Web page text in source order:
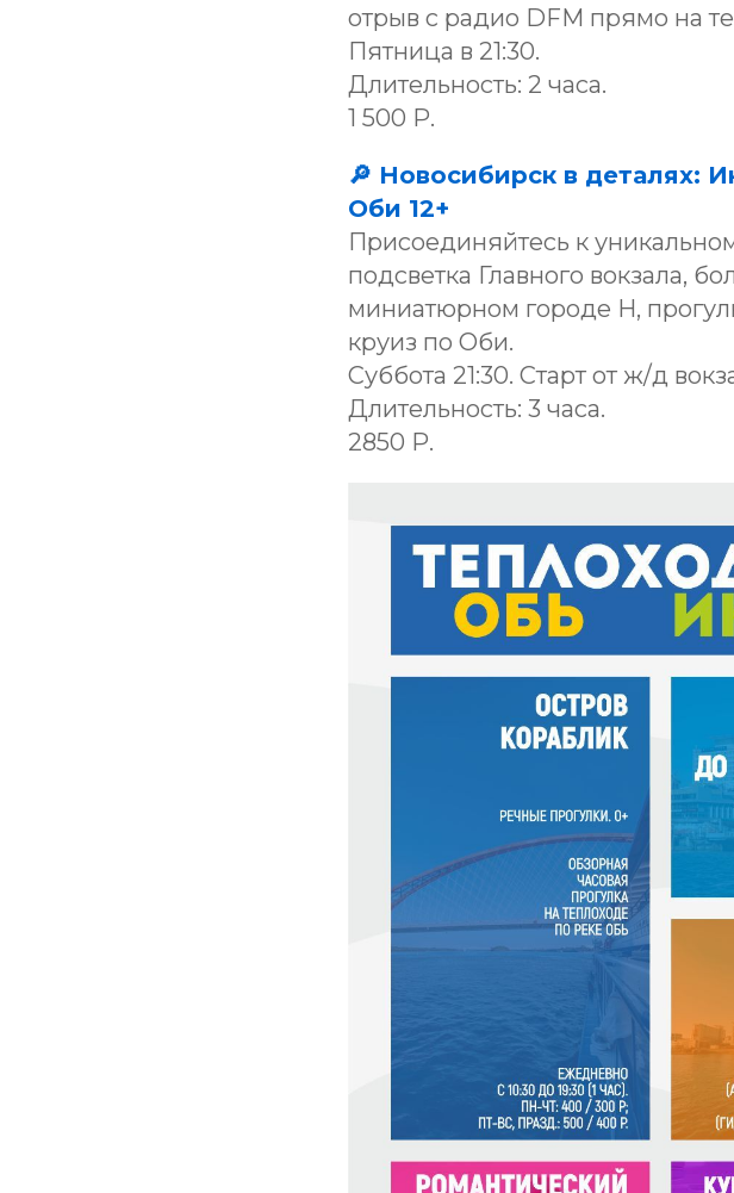
отрыв с радио DFM прямо на
Пятница в 21:30.
Длительность: 2 часа.
1 500 Р.
🔎 Новосибирск в деталях:
Оби 12+
Присоединяйтесь к
подсветка Главного вокзала,
миниатюрном городе Н,
круиз по Оби.
Суббота 21:30. Старт от ж/д
Длительность: 3 часа.
2850 Р.